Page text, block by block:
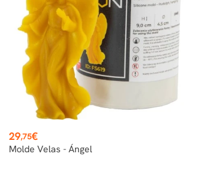
Precio
29,75€
Molde Velas - Ángel